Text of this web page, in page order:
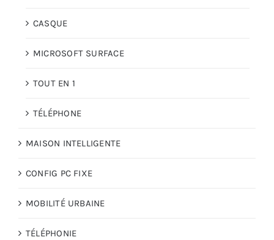
CASQUE
MICROSOFT SURFACE
TOUT EN 1
TÉLÉPHONE
MAISON INTELLIGENTE
CONFIG PC FIXE
MOBILITÉ URBAINE
TÉLÉPHONIE